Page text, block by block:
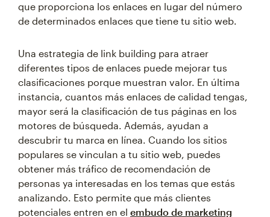
que proporciona los enlaces en lugar del número
de determinados enlaces que tiene tu sitio web.
Una estrategia de link building para atraer
diferentes tipos de enlaces puede mejorar tus
clasificaciones porque muestran valor. En última
instancia, cuantos más enlaces de calidad tengas,
mayor será la clasificación de tus páginas en los
motores de búsqueda. Además, ayudan a
descubrir tu marca en línea. Cuando los sitios
populares se vinculan a tu sitio web, puedes
obtener más tráfico de recomendación de
personas ya interesadas en los temas que estás
analizando. Esto permite que más clientes
potenciales entren en el embudo de marketing